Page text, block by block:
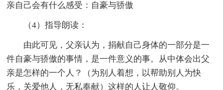
亲自己会有什么感受：自豪与骄傲
（4）指导朗读：
由此可见，父亲认为，捐献自己身体的一部分是一
件自豪与骄傲的事情，是一件意义的事。从中体会出父
亲是怎样的一个人？（为别人着想，以帮助别人为快
乐，关爱他人，无私奉献）这样的人让人敬仰。